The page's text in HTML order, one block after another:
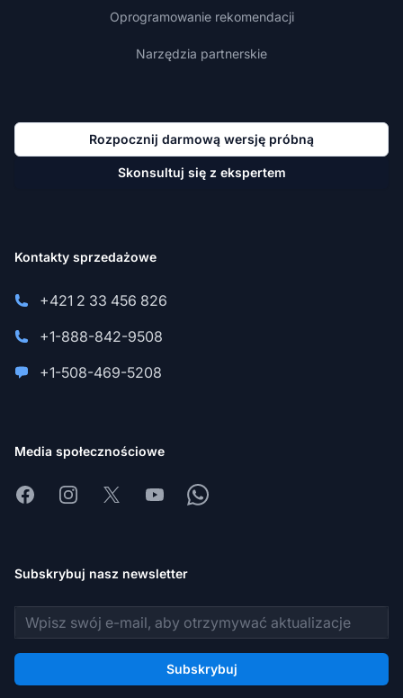
Oprogramowanie rekomendacji
Narzędzia partnerskie
Rozpocznij darmową wersję próbną
Skonsultuj się z ekspertem
Kontakty sprzedażowe
+421 2 33 456 826
+1-888-842-9508
+1-508-469-5208
Media społecznościowe
FacebookInstagram
X YoutubeWhatsapp
Subskrybuj nasz newsletter
Adres e-mail
Subskrybuj